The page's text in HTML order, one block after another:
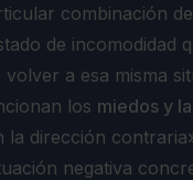
combinación
de incomodidad
a esa misma
los miedos y
la dirección
negativa